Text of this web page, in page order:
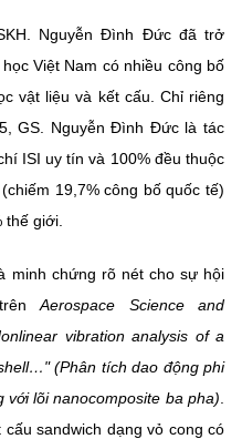
Nguyễn Đình Đức đã trở
Việt Nam có nhiều công bố
vật liệu và kết cấu. Chỉ riêng
GS. Nguyễn Đình Đức là tác
ISI uy tín và 100% đều thuộc
19,7% công bố quốc tế)
giới.
minh chứng rõ nét cho sự hội
Aerospace Science and
vibration analysis of a
(Phân tích dao động phi
với lõi nanocomposite ba pha)
sandwich dạng vỏ cong có